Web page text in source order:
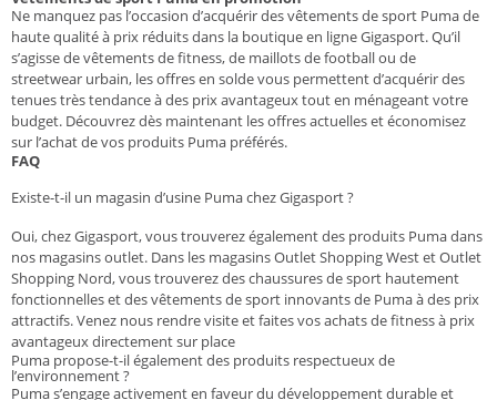
Ne manquez pas l’occasion d’acquérir des vêtements de sport Puma de
haute qualité à prix réduits dans la boutique en ligne Gigasport. Qu’il
s’agisse de vêtements de fitness, de maillots de football ou de
streetwear urbain, les offres en solde vous permettent d’acquérir des
tenues très tendance à des prix avantageux tout en ménageant votre
budget. Découvrez dès maintenant les offres actuelles et économisez
sur l’achat de vos produits Puma préférés.
FAQ
Existe-t-il un magasin d’usine Puma chez Gigasport ?
Oui, chez Gigasport, vous trouverez également des produits Puma dans
nos magasins outlet. Dans les magasins Outlet Shopping West et Outlet
Shopping Nord, vous trouverez des chaussures de sport hautement
fonctionnelles et des vêtements de sport innovants de Puma à des prix
attractifs. Venez nous rendre visite et faites vos achats de fitness à prix
avantageux directement sur place
Puma propose-t-il également des produits respectueux de
l’environnement ?
Puma s’engage activement en faveur du développement durable et